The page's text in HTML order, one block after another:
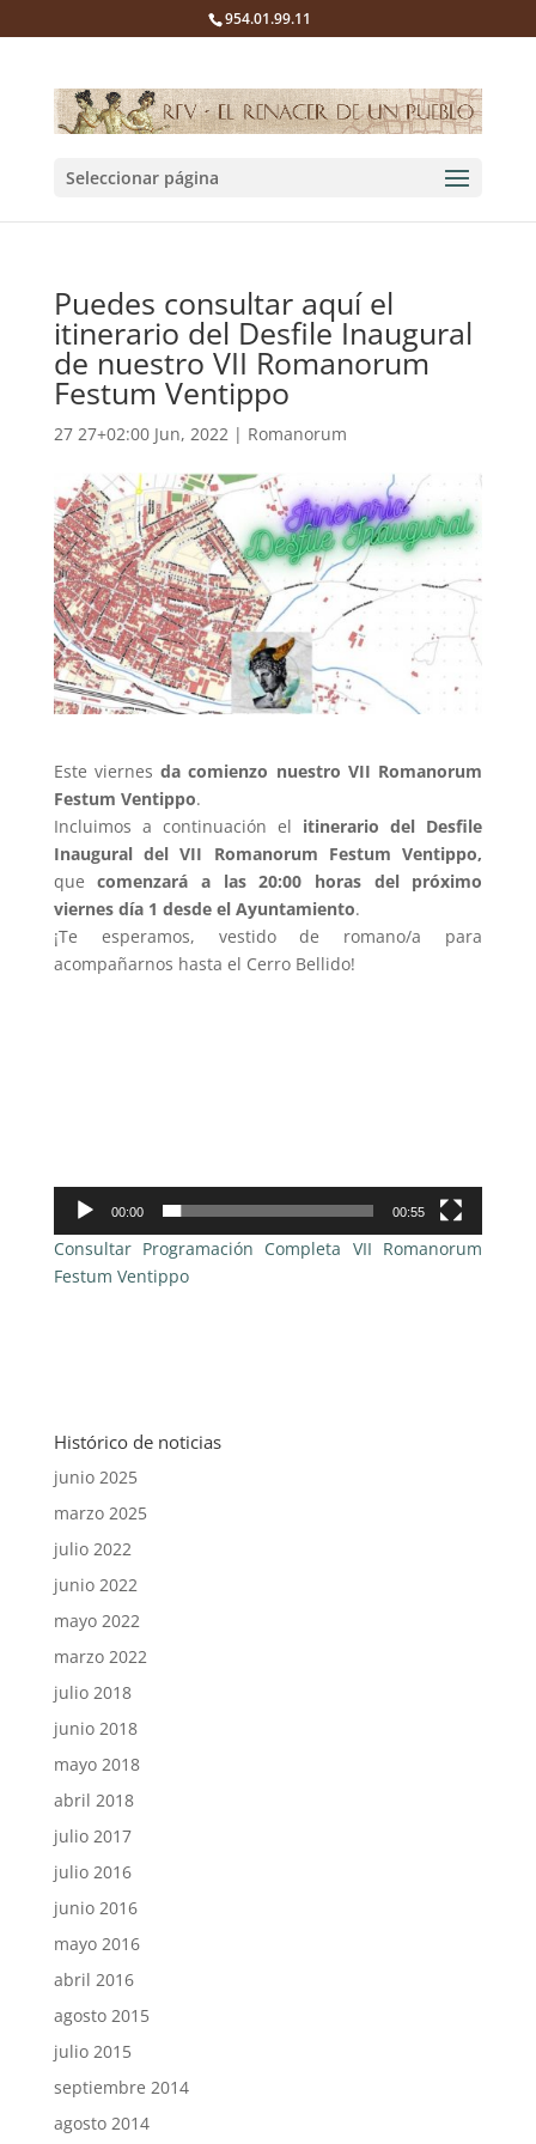
954.01.99.11
Seleccionar página
Puedes consultar aquí el
itinerario del Desfile Inaugural
de nuestro VII Romanorum
Festum Ventippo
27 27+02:00 Jun, 2022| Romanorum
Este viernesda comienzo nuestro VII Romanorum
Festum Ventippo.
Incluimos a continuación el itinerario del Desfile
Inaugural del VII Romanorum Festum Ventippo,
quecomenzará a las 20:00 horas del próximo
viernes día 1 desde el Ayuntamiento.
¡Te esperamos, vestido de romano/a para
acompañarnos hasta el Cerro Bellido!
00:00 00:55
Consultar Programación Completa VII Romanorum
Festum Ventippo
Histórico de noticias
junio 2025
marzo 2025
julio 2022
junio 2022
mayo 2022
marzo 2022
julio 2018
junio 2018
mayo 2018
abril 2018
julio 2017
julio 2016
junio 2016
mayo 2016
abril 2016
agosto 2015
julio 2015
septiembre 2014
agosto 2014